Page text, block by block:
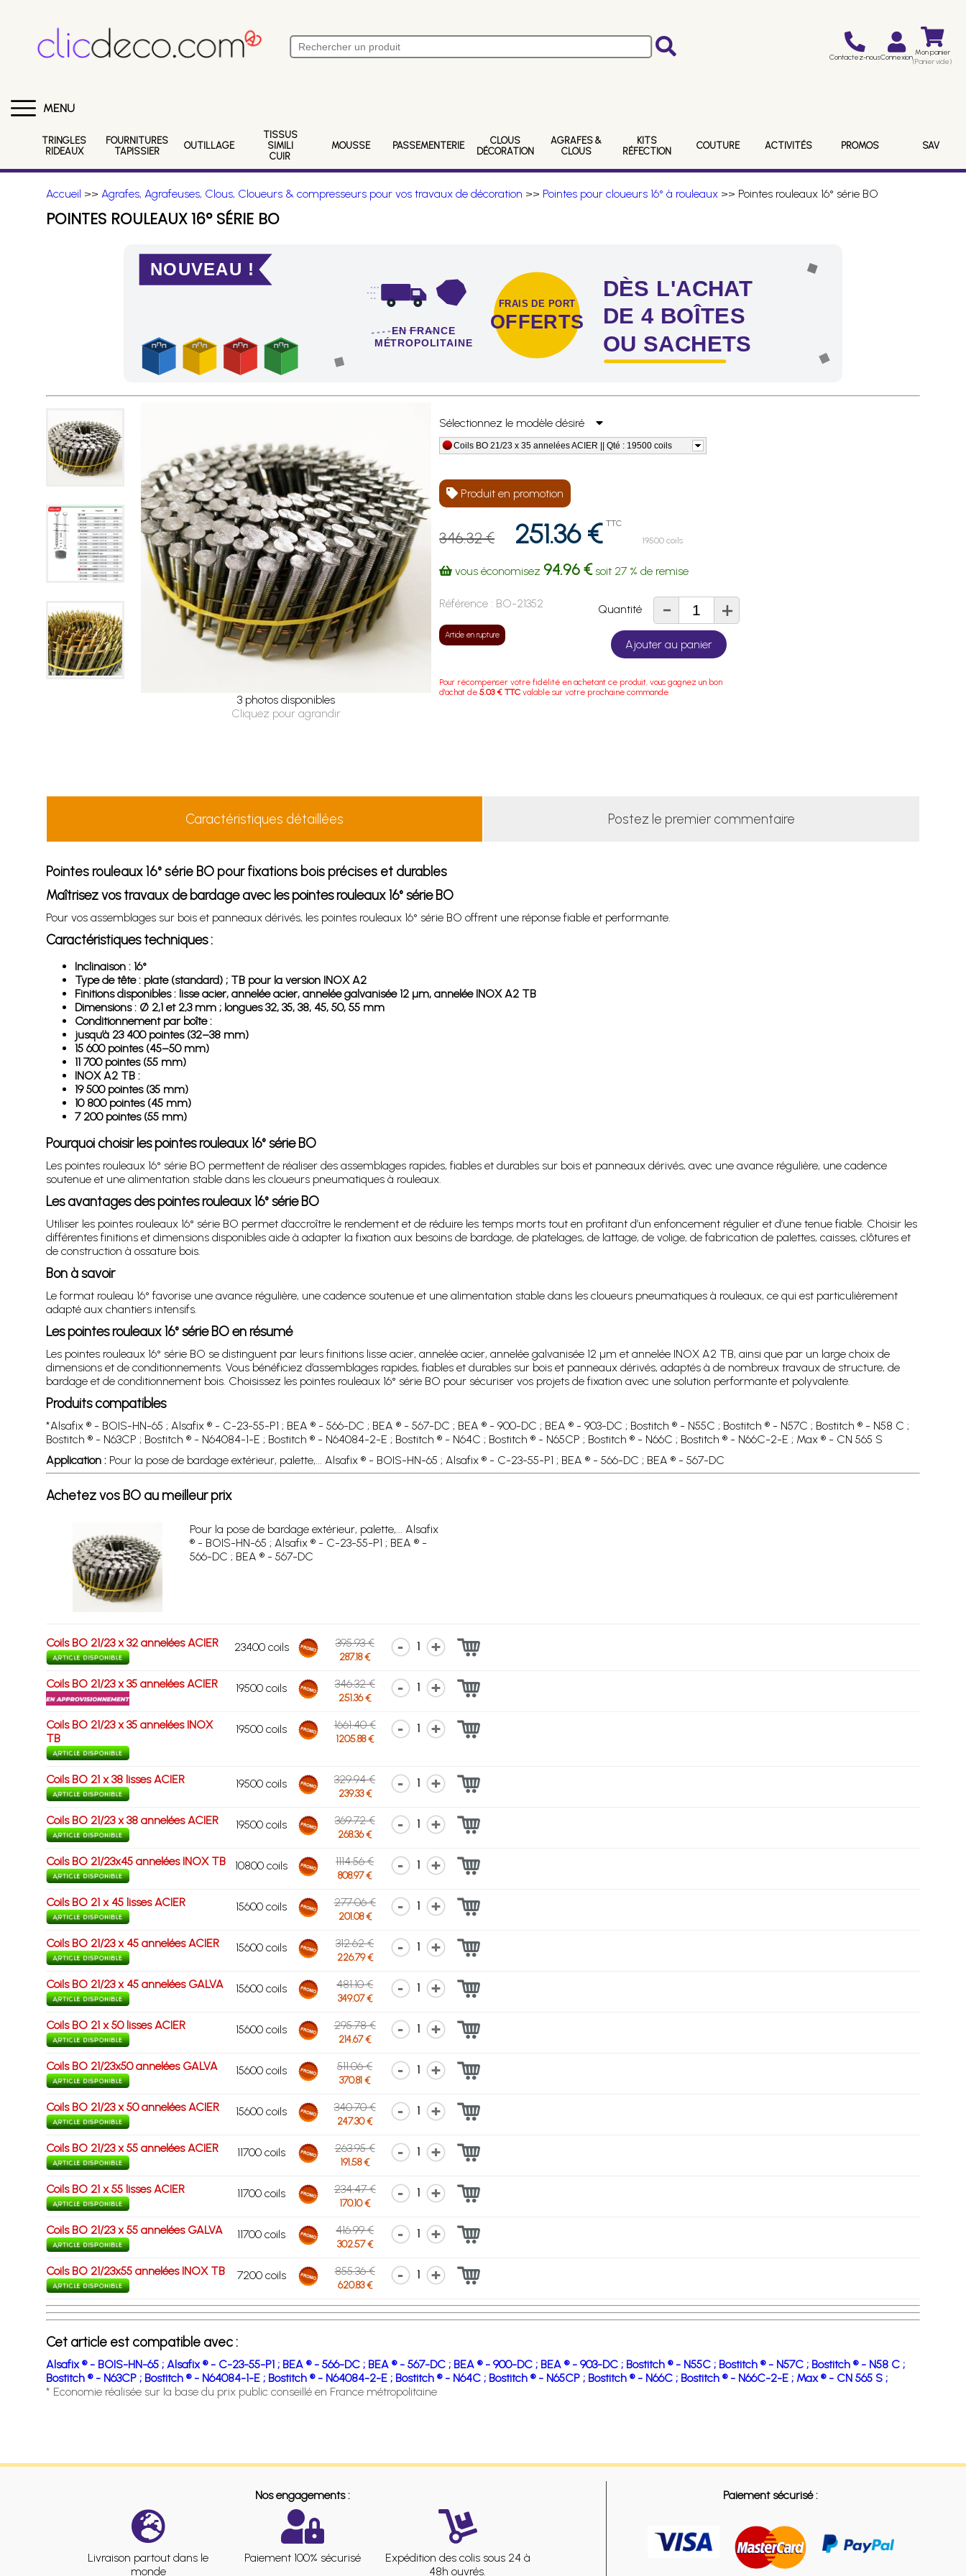
Contactez-nousConnexion Mon panier
(Panier vide)
MENU
TRINGLES
RIDEAUX
FOURNITURES
TAPISSIER
OUTILLAGE
TISSUS
SIMILI
CUIR
MOUSSE PASSEMENTERIE
CLOUS
DÉCORATION
AGRAFES &
CLOUS
KITS
RÉFECTION
COUTURE ACTIVITÉS PROMOS SAV
Accueil >> Agrafes, Agrafeuses, Clous, Cloueurs & compresseurs pour vos travaux de décoration >> Pointes pour cloueurs 16° à rouleaux>> Pointes rouleaux 16° série BO
POINTES ROULEAUX 16° SÉRIE BO
NOUVEAU !
EN FRANCE
MÉTROPOLITAINE
FRAIS DE PORT
OFFERTS
DÈS L'ACHAT
DE 4 BOÎTES
OU SACHETS
Frais de port offerts en France métropolitaine dès l'achat de 4 sachets ou boîtes d'agrafes ou de pointes !
3 photos disponibles
Cliquez pour agrandir
Sélectionnez le modèle désiré
Coils BO 21/23 x 35 annelées ACIER || Qté : 19500 coils
Produit en promotion
346.32 € 251.36 € TTC
19500 coils
vous économisez94.96 €soit 27 % de remise
Référence : BO-21352
Article en rupture
Quantité - +
Ajouter au panier
Pour récompenser votre fidélité en achetant ce produit, vous gagnez un bon
d'achat de5.03 € TTC valable sur votre prochaine commande.
Caractéristiques détaillées Postez le premier commentaire
Pointes rouleaux 16° série BO pour fixations bois précises et durables
Maîtrisez vos travaux de bardage avec les pointes rouleaux 16° série BO
Pour vos assemblages sur bois et panneaux dérivés, les pointes rouleaux 16° série BO offrent une réponse fiable et performante.
Caractéristiques techniques :
Inclinaison : 16°
Type de tête : plate (standard) ; TB pour la version INOX A2
Finitions disponibles : lisse acier, annelée acier, annelée galvanisée 12 µm, annelée INOX A2 TB
Dimensions : Ø 2,1 et 2,3 mm ; longues 32, 35, 38, 45, 50, 55 mm
Conditionnement par boîte :
jusqu’à 23 400 pointes (32–38 mm)
15 600 pointes (45–50 mm)
11 700 pointes (55 mm)
INOX A2 TB :
19 500 pointes (35 mm)
10 800 pointes (45 mm)
7 200 pointes (55 mm)
Pourquoi choisir les pointes rouleaux 16° série BO
Les pointes rouleaux 16° série BO permettent de réaliser des assemblages rapides, fiables et durables sur bois et panneaux dérivés, avec une avance régulière, une cadence
soutenue et une alimentation stable dans les cloueurs pneumatiques à rouleaux.
Les avantages des pointes rouleaux 16° série BO
Utiliser les pointes rouleaux 16° série BO permet d’accroître le rendement et de réduire les temps morts tout en profitant d’un enfoncement régulier et d’une tenue fiable. Choisir les
différentes finitions et dimensions disponibles aide à adapter la fixation aux besoins de bardage, de platelages, de lattage, de volige, de fabrication de palettes, caisses, clôtures et
de construction à ossature bois.
Bon à savoir
Le format rouleau 16° favorise une avance régulière, une cadence soutenue et une alimentation stable dans les cloueurs pneumatiques à rouleaux, ce qui est particulièrement
adapté aux chantiers intensifs.
Les pointes rouleaux 16° série BO en résumé
Les pointes rouleaux 16° série BO se distinguent par leurs finitions lisse acier, annelée acier, annelée galvanisée 12 µm et annelée INOX A2 TB, ainsi que par un large choix de
dimensions et de conditionnements. Vous bénéficiez d’assemblages rapides, fiables et durables sur bois et panneaux dérivés, adaptés à de nombreux travaux de structure, de
bardage et de conditionnement bois. Choisissez les pointes rouleaux 16° série BO pour sécuriser vos projets de fixation avec une solution performante et polyvalente.
Produits compatibles
*Alsafix ® - BOIS-HN-65 ; Alsafix ® - C-23-55-P1 ; BEA ® - 566-DC ; BEA ® - 567-DC ; BEA ® - 900-DC ; BEA ® - 903-DC ; Bostitch ® - N55C ; Bostitch ® - N57C ; Bostitch ® - N58 C ;
Bostitch ® - N63CP ; Bostitch ® - N64084-1-E ; Bostitch ® - N64084-2-E ; Bostitch ® - N64C ; Bostitch ® - N65CP ; Bostitch ® - N66C ; Bostitch ® - N66C-2-E ; Max ® - CN 565 S
Application :Pour la pose de bardage extérieur, palette,... Alsafix ® - BOIS-HN-65 ; Alsafix ® - C-23-55-P1 ; BEA ® - 566-DC ; BEA ® - 567-DC
Achetez vos BO au meilleur prix
Pour la pose de bardage extérieur, palette,... Alsafix
® - BOIS-HN-65 ; Alsafix ® - C-23-55-P1 ; BEA ® -
566-DC ; BEA ® - 567-DC
Coils BO 21/23 x 32 annelées ACIER 23400 coils 395.93 €
287.18 €
1
Coils BO 21/23 x 35 annelées ACIER 19500 coils 346.32 €
251.36 €
1
Coils BO 21/23 x 35 annelées INOX
TB
19500 coils 1661.40 €
1205.88 €
1
Coils BO 21 x 38 lisses ACIER 19500 coils 329.94 €
239.33 €
1
Coils BO 21/23 x 38 annelées ACIER 19500 coils 369.72 €
268.36 €
1
Coils BO 21/23x45 annelées INOX TB 10800 coils 1114.56 €
808.97 €
1
Coils BO 21 x 45 lisses ACIER 15600 coils 277.06 €
201.08 €
1
Coils BO 21/23 x 45 annelées ACIER 15600 coils 312.62 €
226.79 €
1
Coils BO 21/23 x 45 annelées GALVA 15600 coils 481.10 €
349.07 €
1
Coils BO 21 x 50 lisses ACIER 15600 coils 295.78 €
214.67 €
1
Coils BO 21/23x50 annelées GALVA 15600 coils 511.06 €
370.81 €
1
Coils BO 21/23 x 50 annelées ACIER 15600 coils 340.70 €
247.30 €
1
Coils BO 21/23 x 55 annelées ACIER 11700 coils 263.95 €
191.58 €
1
Coils BO 21 x 55 lisses ACIER 11700 coils 234.47 €
170.10 €
1
Coils BO 21/23 x 55 annelées GALVA 11700 coils 416.99 €
302.57 €
1
Coils BO 21/23x55 annelées INOX TB 7200 coils 855.36 €
620.83 €
1
Cet article est compatible avec :
Alsafix ® - BOIS-HN-65 ; Alsafix ® - C-23-55-P1 ; BEA ® - 566-DC ; BEA ® - 567-DC ; BEA ® - 900-DC ; BEA ® - 903-DC ; Bostitch ® - N55C ; Bostitch ® - N57C ; Bostitch ® - N58 C ;
Bostitch ® - N63CP ; Bostitch ® - N64084-1-E ; Bostitch ® - N64084-2-E ; Bostitch ® - N64C ; Bostitch ® - N65CP ; Bostitch ® - N66C ; Bostitch ® - N66C-2-E ; Max ® - CN 565 S ;
* Economie réalisée sur la base du prix public conseillé en France métropolitaine
Nos engagements :
Livraison partout dans le
monde
Paiement 100% sécurisé
Expédition des colis sous 24 à
48h ouvrés.
Paiement sécurisé :